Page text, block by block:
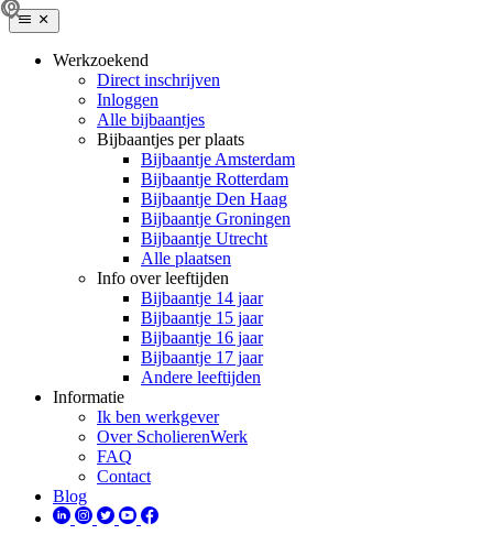
Werkzoekend
Direct inschrijven
Inloggen
Alle bijbaantjes
Bijbaantjes per plaats
Bijbaantje Amsterdam
Bijbaantje Rotterdam
Bijbaantje Den Haag
Bijbaantje Groningen
Bijbaantje Utrecht
Alle plaatsen
Info over leeftijden
Bijbaantje 14 jaar
Bijbaantje 15 jaar
Bijbaantje 16 jaar
Bijbaantje 17 jaar
Andere leeftijden
Informatie
Ik ben werkgever
Over ScholierenWerk
FAQ
Contact
Blog